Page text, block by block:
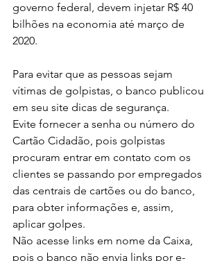
governo federal, devem injetar R$ 40
bilhões na economia até março de
2020.
Para evitar que as pessoas sejam
vítimas de golpistas, o banco publicou
em seu site dicas de segurança.
Evite fornecer a senha ou número do
Cartão Cidadão, pois golpistas
procuram entrar em contato com os
clientes se passando por empregados
das centrais de cartões ou do banco,
para obter informações e, assim,
aplicar golpes.
Não acesse links em nome da Caixa,
pois o banco não envia links por e-